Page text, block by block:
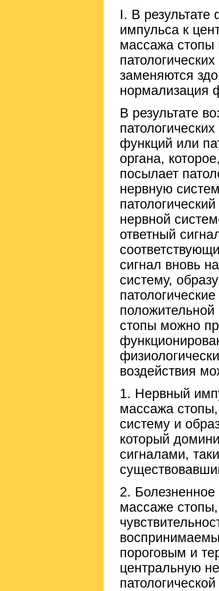
I. В
импульса к
массажа стопы
заменяются
нормализация
В результате
функций или
органа,
посылает
нервную
нервной
ответный
сигнал вновь
систему,
положительной
стопы можно
воздействия
1. Нервный
массажа
систему и
который
сигналами,
2.
массаже
пороговым и
центральную